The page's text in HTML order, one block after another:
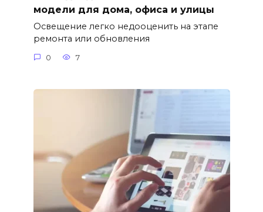
модели для дома, офиса и улицы
Освещение легко недооценить на этапе
ремонта или обновления
0 7